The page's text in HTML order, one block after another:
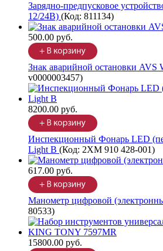
Зарядно-предпусковое
12/24В) (Код: 811134)
500.00 руб.
Знак аварийной остановки AVS
v0000003457)
8200.00 руб.
Инспекционный Фонарь LED
Light B (Код: 2XM 910 428-001)
617.00 руб.
Манометр цифровой
80533)
15800.00 руб.